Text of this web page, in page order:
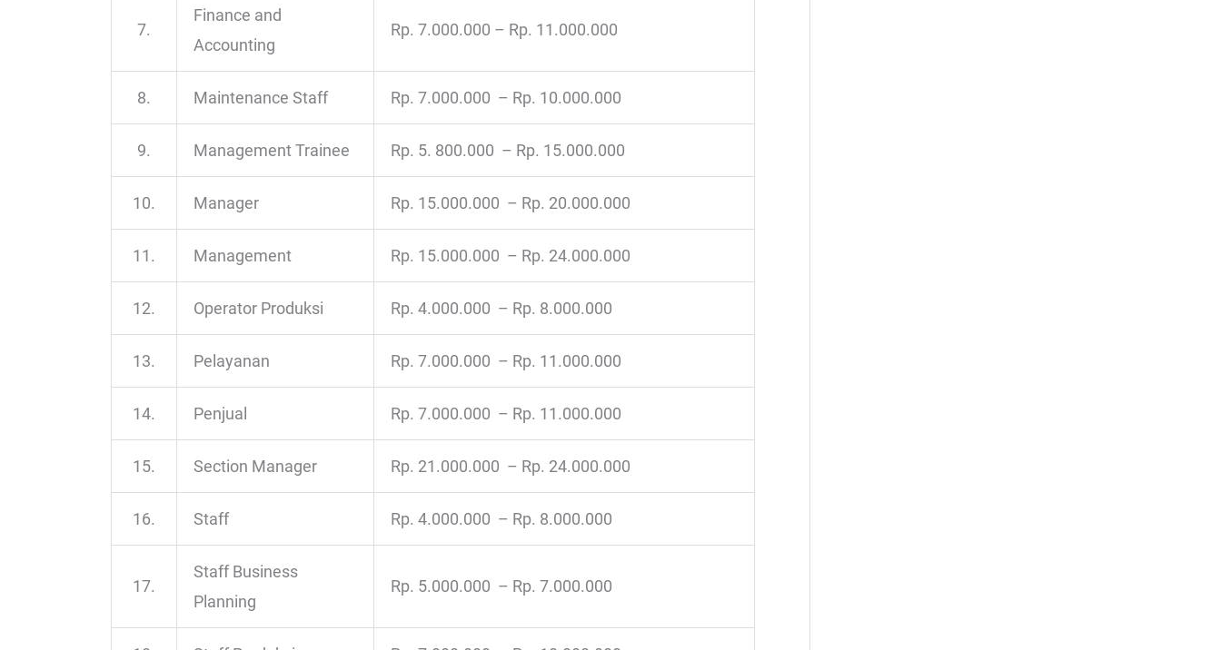
7.
Finance and
Accounting
Rp. 7.000.000 – Rp. 11.000.000
8. Maintenance Staff Rp. 7.000.000 – Rp. 10.000.000
9. Management Trainee Rp. 5. 800.000 – Rp. 15.000.000
10. Manager Rp. 15.000.000 – Rp. 20.000.000
11. Management Rp. 15.000.000 – Rp. 24.000.000
12. Operator Produksi Rp. 4.000.000 – Rp. 8.000.000
13. Pelayanan Rp. 7.000.000 – Rp. 11.000.000
14. Penjual Rp. 7.000.000 – Rp. 11.000.000
15. Section Manager Rp. 21.000.000 – Rp. 24.000.000
16. Staff Rp. 4.000.000 – Rp. 8.000.000
17.
Staff Business
Planning
Rp. 5.000.000 – Rp. 7.000.000